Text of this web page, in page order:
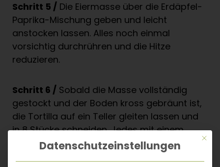
Schritt 5 / Die Eiermasse über die Erdäpfel-
Paprika-Mischung geben und leicht
anstocken lassen. Alles noch einmal
vorsichtig durchrühren und die Hitze
reduzieren.
Schritt 6 / Sobald die Masse vollständig
gestockt und der Boden kross gebräunt ist,
die Tortilla auf ein Teller gleiten lassen und
in 8 Stücke schneiden. Jedes mit einem
Sardellenfilet belegen und noch heiß
Mit
Datenschutzeinstellungen